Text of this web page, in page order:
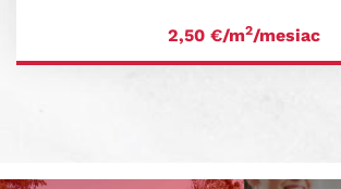
2,50 €/m2/mesiac